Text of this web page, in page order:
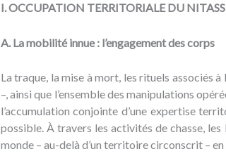
I. OCCUPATION TERRITORIALE DU
A. La mobilité innue : l’engagement des corps
La traque, la mise à mort, les rituels associés
–, ainsi que l’ensemble des manipulations
l’accumulation conjointe d’une expertise
possible. À travers les activités de chasse,
monde – au-delà d’un territoire circonscrit –